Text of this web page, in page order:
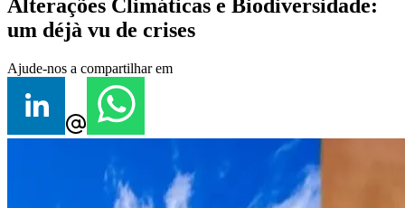
Alterações Climáticas e Biodiversidade:
um déjà vu de crises
Ajude-nos a compartilhar em